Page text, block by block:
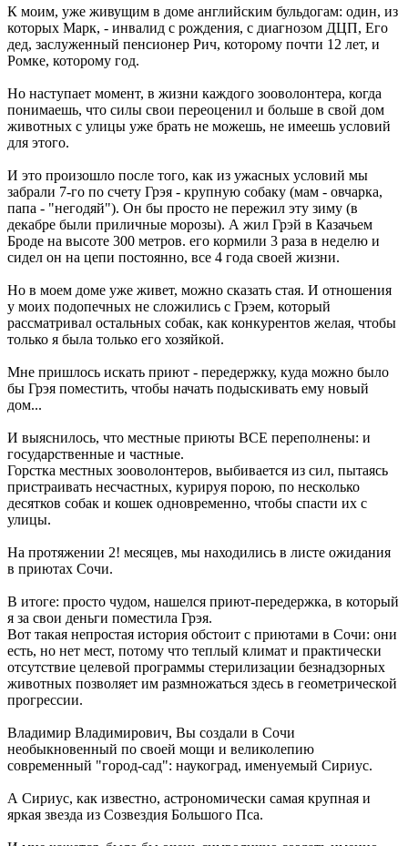
К моим, уже живущим в доме английским бульдогам: один, из
которых Марк, - инвалид с рождения, с диагнозом ДЦП, Его
дед, заслуженный пенсионер Рич, которому почти 12 лет, и
Ромке, которому год.
Но наступает момент, в жизни каждого зооволонтера, когда
понимаешь, что силы свои переоценил и больше в свой дом
животных с улицы уже брать не можешь, не имеешь условий
для этого.
И это произошло после того, как из ужасных условий мы
забрали 7-го по счету Грэя - крупную собаку (мам - овчарка,
папа - "негодяй"). Он бы просто не пережил эту зиму (в
декабре были приличные морозы). А жил Грэй в Казачьем
Броде на высоте 300 метров. его кормили 3 раза в неделю и
сидел он на цепи постоянно, все 4 года своей жизни.
Но в моем доме уже живет, можно сказать стая. И отношения
у моих подопечных не сложились с Грэем, который
рассматривал остальных собак, как конкурентов желая, чтобы
только я была только его хозяйкой.
Мне пришлось искать приют - передержку, куда можно было
бы Грэя поместить, чтобы начать подыскивать ему новый
дом...
И выяснилось, что местные приюты ВСЕ переполнены: и
государственные и частные.
Горстка местных зооволонтеров, выбивается из сил, пытаясь
пристраивать несчастных, курируя порою, по несколько
десятков собак и кошек одновременно, чтобы спасти их с
улицы.
На протяжении 2! месяцев, мы находились в листе ожидания
в приютах Сочи.
В итоге: просто чудом, нашелся приют-передержка, в который
я за свои деньги поместила Грэя.
Вот такая непростая история обстоит с приютами в Сочи: они
есть, но нет мест, потому что теплый климат и практически
отсутствие целевой программы стерилизации безнадзорных
животных позволяет им размножаться здесь в геометрической
прогрессии.
Владимир Владимирович, Вы создали в Сочи
необыкновенный по своей мощи и великолепию
современный "город-сад": наукоград, именуемый Сириус.
А Сириус, как известно, астрономически самая крупная и
яркая звезда из Созвездия Большого Пса.